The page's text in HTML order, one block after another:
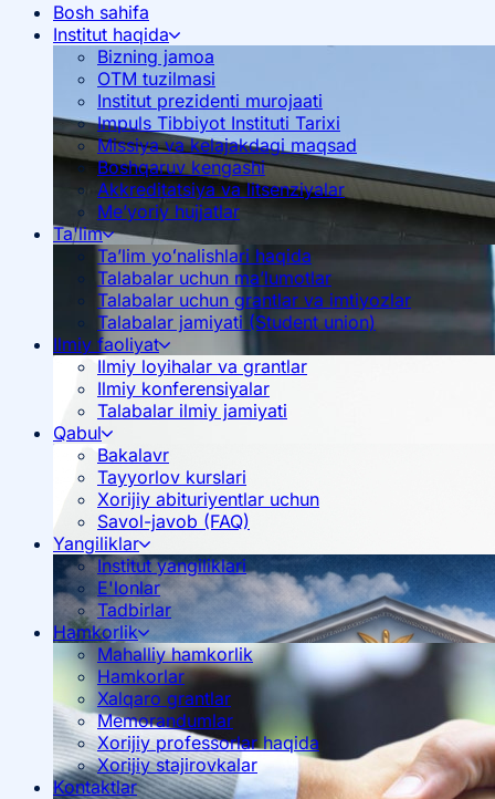
Bosh sahifa
Institut haqida
Bizning jamoa
OTM tuzilmasi
Institut prezidenti murojaati
Impuls Tibbiyot Instituti Tarixi
Missiya va kelajakdagi maqsad
Boshqaruv kengashi
Akkreditatsiya va litsenziyalar
Me’yoriy hujjatlar
Ta'lim
Ta’lim yoʻnalishlari haqida
Talabalar uchun ma’lumotlar
Talabalar uchun grantlar va imtiyozlar
Talabalar jamiyati (Student union)
Ilmiy faoliyat
Ilmiy loyihalar va grantlar
Ilmiy konferensiyalar
Talabalar ilmiy jamiyati
Qabul
Bakalavr
Tayyorlov kurslari
Xorijiy abituriyentlar uchun
Savol-javob (FAQ)
Yangiliklar
Institut yangiliklari
E'lonlar
Tadbirlar
Hamkorlik
Mahalliy hamkorlik
Hamkorlar
Xalqaro grantlar
Memorandumlar
Xorijiy professorlar haqida
Xorijiy stajirovkalar
Kontaktlar